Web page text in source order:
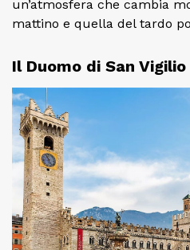
un’atmosfera che cambia
mattino e quella del tardo
Il Duomo di San